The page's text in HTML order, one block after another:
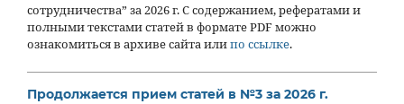
сотрудничества” за 2026 г. С содержанием, рефератами и
полными текстами статей в формате PDF можно
ознакомиться в архиве сайта илипо ссылке.
Продолжается прием статей в №3 за 2026 г.